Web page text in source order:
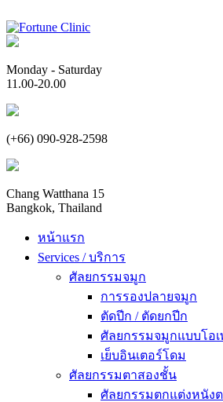
Monday - Saturday
11.00-20.00
(+66) 090-928-2598
Chang Watthana 15
Bangkok, Thailand
หน้าแรก
Services / บริการ
ศัลยกรรมจมูก
การรองปลายจมูก
ตัดปีก / ตัดยกปีก
ศัลยกรรมจมูกแบบโอ
เย็บอินเตอร์โดม
ศัลยกรรมตาสองชั้น
ศัลยกรรมตกแต่งหนัง